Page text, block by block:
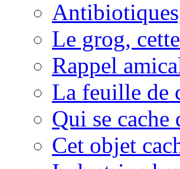
Le grog,
Rappel
La feuille de
Qui se
Cet objet